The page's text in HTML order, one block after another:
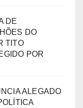
DE
DO
TITO
POR
ALEGADO